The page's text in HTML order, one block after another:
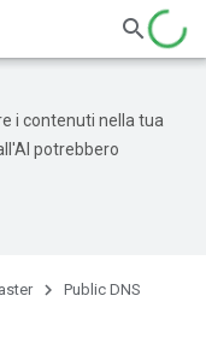
i contenuti nella tua
potrebbero
Public DNS